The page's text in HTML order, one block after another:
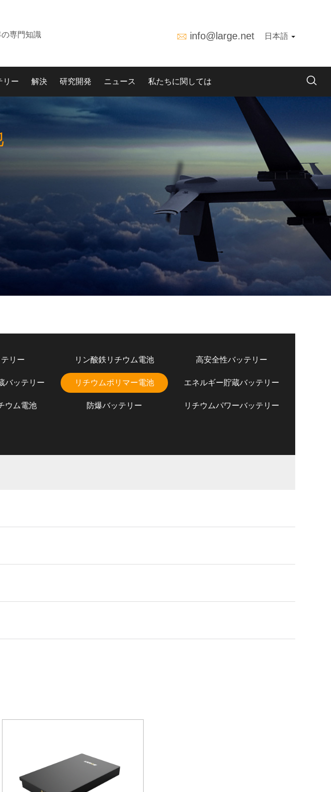
専門知識 info@large.net 日本語
リー 解決 研究開発 ニュース 私たちに関しては
リー リン酸鉄リチウム電池 高安全性バッテリー
バッテリー リチウムポリマー電池 エネルギー貯蔵バッテリー
ウム電池 防爆バッテリー リチウムパワーバッテリー